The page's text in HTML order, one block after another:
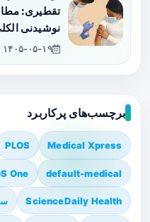
تقطیری:
نوشیدنی
۱۴۰۵-۰۵-۱۹
برچسب‌های پرکاربرد
Medical Xpress
PLOS
default-medical
One
ScienceDaily Health